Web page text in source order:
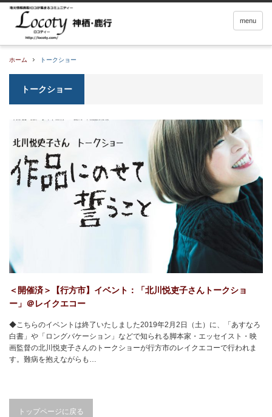
menu
ホーム トークショー
トークショー
＜開催済＞【行方市】イベント：「北川悦吏子さんトークショ
ー」＠レイクエコー
◆こちらのイベントは終了いたしました2019年2月2日（土）に、「あすなろ
白書」や「ロングバケーション」などで知られる脚本家・エッセイスト・映
画監督の北川悦吏子さんのトークショーが行方市のレイクエコーで行われま
す。難病を抱えながらも…
トップページに戻る